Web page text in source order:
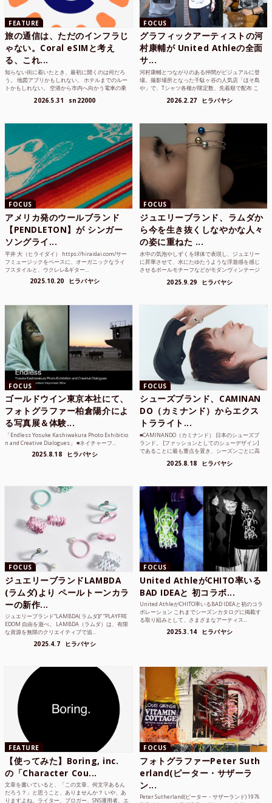
FEATURE
旅の通信は、ただのインフラじ
ゃない。Coral eSIMと考え
る、これ...
知らない街に着いたとき、最初に開くのは何だろ
う。 地図アプリかもしれない。 ホテルまでのルー
トかもしれない。 空港から市内へ向かう電車の乗
2026.5.31 sn22000
FOCUS
グラフィックアーティストの河
村康輔が United Athleの全面
サ...
河村康輔とつながりのある仲間がビジュアルに登
場。撮影場所となった千駄ヶ谷の人気店「ほそ島
や」で、Tシャツ各種が限定数、先着順で配布 こ
2026.2.27 ヒラバヤシ
FOCUS
アメリカ発のウールブランド
【PENDLETON】が シンガー
ソングライ...
平井 大（ヒライダイ） https://hiraidai.com/サー
フミュージックをベースに、オーガニックなライ
フスタイルと、ウクレレ&ギター...
2025.10.20 ヒラバヤシ
FOCUS
ジュエリーブランド、ラムダか
ら今を生き抜くしなやかな人々
の姿に重ねた ...
水中の気泡やしずくを球体で表現し、ジュエリー
に昇華させて、水にたゆたうような浮遊感を感じ
させるボールモチーフなどがモダンヴィンテージ
2025.9.29 ヒラバヤシ
FOCUS
ゴールドウイン東京本社にて、
フォトグラファー柏倉陽介によ
る写真展＆体験...
「Endless Yosuke Kashiwakura Photo Exhibitio
n and Creative Dialogues」 ■ネイチャーフ...
2025.8.18 ヒラバヤシ
FOCUS
シューズブランド、CAMINAN
DO（カミナンド）からエクス
トラライト...
■CAMINANDO（カミナンド） 日本のシューズブ
ランド。 [ファッションとしてのシューデザイン]
であることに最も重点を置き、シーズンごとに高
2025.8.18 ヒラバヤシ
FOCUS
ジュエリーブランドLAMBDA
(ラムダ)より ペールトーンカラ
ーの新作...
ジュエリーブランド“LAMBDA( ラムダ))” “PLAYFRE
EDOM 自由を遊べ。 LAMBDA（ラムダ）は、有限
な資源を無限のクリエイティブで追...
2025.4.7 ヒラバヤシ
FOCUS
United AthleがCHITO率いる
BAD IDEAと 初コラボ...
United AthleがCHITO率いるBAD IDEAと初のコラ
ボレーション これまでシーズンカタログに掲載す
る取り組みとして、さまざまなアーティス...
2025.3.14 ヒラバヤシ
FEATURE
【使ってみた】Boring, inc.
の「Character Cou...
文章を書いていると、「この文章、何文字あるん
だろう？」と思うこと、ありませんか？ いや、あ
りますよね。ライター、ブロガー、SNS運用者、エ
FOCUS
フォトグラファーPeter Suth
erland(ピーター・サザーラ
ン...
Peter Sutherland(ピーター・サザーランド) 1976